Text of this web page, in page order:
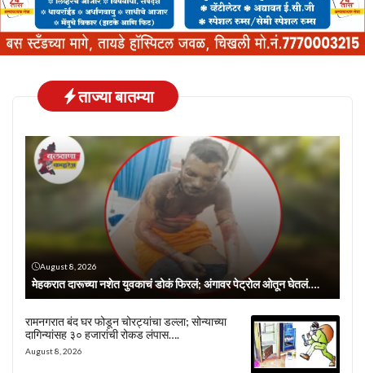
ताज्या बातम्या
August 8, 2026
मेहकरात दारूच्या नशेत युवकाचं डोकं फिरलं; अंगावर पेट्रोल ओतून घेतलं….
रामनगरात बंद घर फोडून चोरट्यांचा डल्ला; सोन्याच्या
दागिन्यांसह ३० हजारांची रोकड लंपास….
August 8, 2026